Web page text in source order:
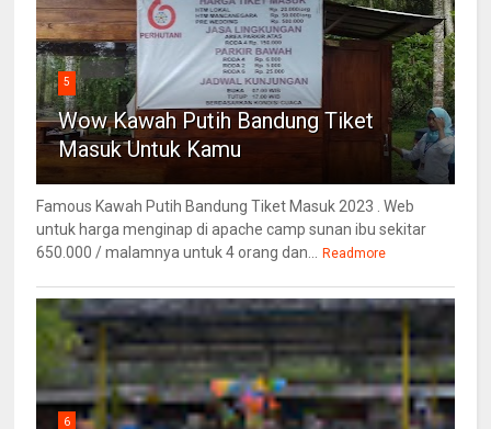
5
Wow Kawah Putih Bandung Tiket
Masuk Untuk Kamu
Famous Kawah Putih Bandung Tiket Masuk 2023 . Web
untuk harga menginap di apache camp sunan ibu sekitar
650.000 / malamnya untuk 4 orang dan...
Readmore
6